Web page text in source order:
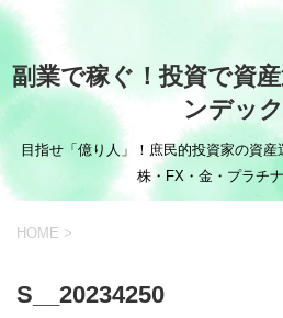
副業で稼ぐ！投資で資
ンデッ
目指せ「億り人」！庶民的投資家の資産
株・FX・金・プラチ
HOME >
S__20234250